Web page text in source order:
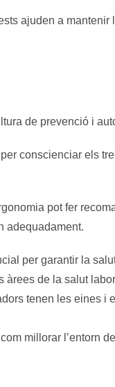
ajuden a mantenir
de prevenció i
conscienciar els
pot fer
adequadament.
per garantir la
de la salut
tenen les eines i
millorar l’entorn